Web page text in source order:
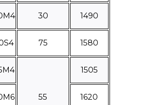
30 1490
75 1580
55
1505
1620